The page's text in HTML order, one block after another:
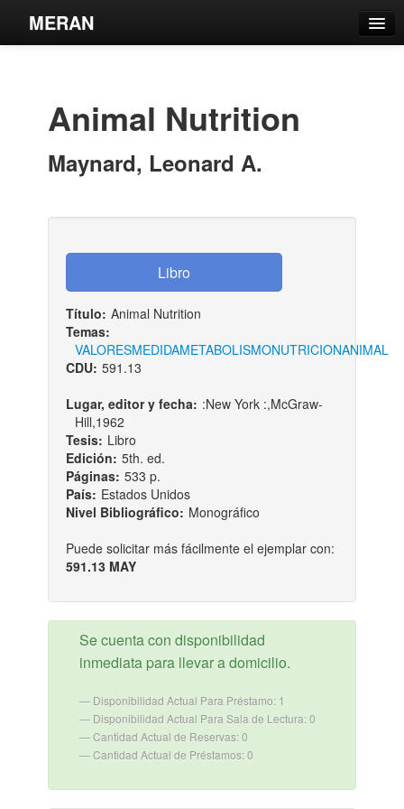
MERAN
Estantes Virtuales
Animal Nutrition
Maynard, Leonard A.
Título: Animal Nutrition
Temas:
VALORESMEDIDAMETABOLISMONUTRICIONANIMAL
CDU: 591.13
Lugar, editor y fecha: :New York :,McGraw-
Hill,1962
Tesis: Libro
Edición: 5th. ed.
Páginas: 533 p.
País: Estados Unidos
Nivel Bibliográfico: Monográfico
Puede solicitar más fácilmente el ejemplar con:
591.13 MAY
Se cuenta con disponibilidad
inmediata para llevar a domicilio.
Disponibilidad Actual Para Préstamo: 1
Disponibilidad Actual Para Sala de Lectura: 0
Cantidad Actual de Reservas: 0
Cantidad Actual de Préstamos: 0